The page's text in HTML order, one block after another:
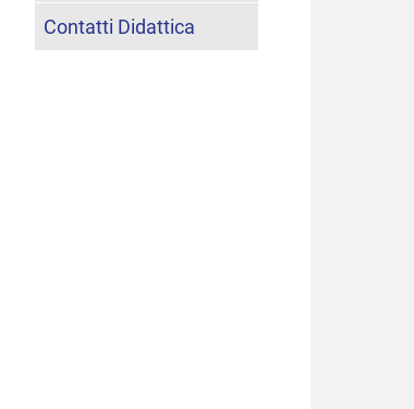
Contatti Didattica